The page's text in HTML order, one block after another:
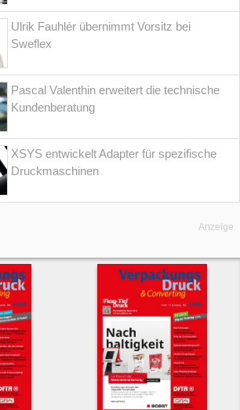
Ulrik Fauhlér übernimmt Vorsitz bei
Sweflex
Pascal Valenthin erweitert die technische
Kundenberatung
XSYS entwickelt Adapter für spezifische
Druckmaschinen
Anzeige